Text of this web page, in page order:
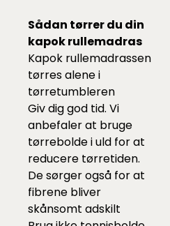
Sådan tørrer du din
kapok rullemadras
Kapok rullemadrassen
tørres alene i
tørretumbleren
Giv dig god tid. Vi
anbefaler at bruge
tørreboldei uld for at
reducere tørretiden.
De sørger også for at
fibrene bliver
skånsomt adskilt